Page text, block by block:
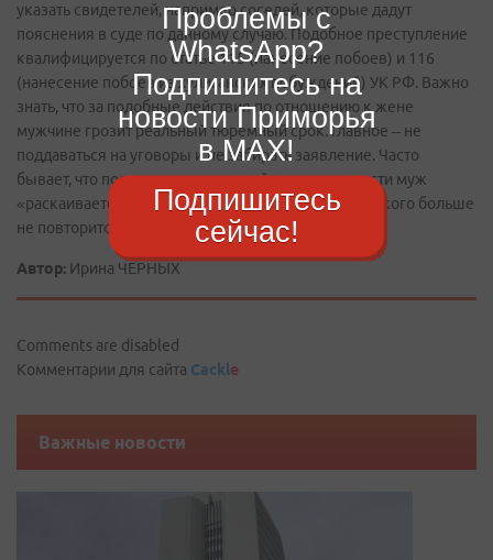
указать свидетелей, например соседей, которые дадут
пояснения в суде по данному случаю. Подобное преступление
квалифицируется по статье 115 (нанесение побоев) и 116
(нанесение побоев из хулиганских побуждений) УК РФ. Важно
знать, что за подобные действия по отношению к жене
мужчине грозит реальный тюремный срок. Главное – не
поддаваться на уговоры и не забирать заявление. Часто
бывает, что под страхом уголовной ответственности муж
«раскаивается», просит прощения, обещает, что такого больше
не повторится. А бедные женщины верят…
Автор: Ирина ЧЕРНЫХ
Comments are disabled
Комментарии для сайта Cackle
Важные новости
Проблемы с
WhatsApp?
Подпишитесь на
новости Приморья
в MAX!
Подпишитесь
сейчас!